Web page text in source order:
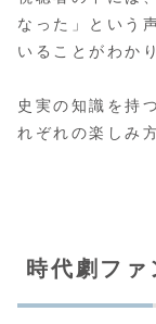
なった」という
いることがわか
史実の知識を持
れぞれの楽しみ
時代劇ファ